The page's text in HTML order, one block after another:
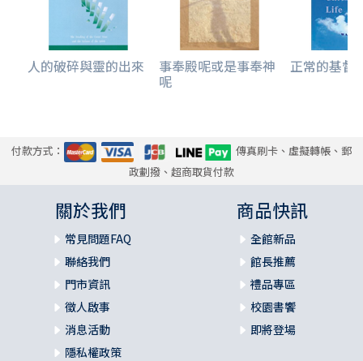
人的破碎與靈的出來 事奉殿呢或是事奉神
呢
正常的基督
付款方式：
傳真刷卡、虛擬轉帳、郵
政劃撥、超商取貨付款
關於我們
常見問題FAQ
聯絡我們
門市資訊
徵人啟事
消息活動
隱私權政策
商品快訊
全館新品
館長推薦
禮品專區
校園書饗
即將登場